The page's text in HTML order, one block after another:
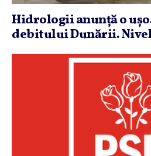
Hidrologii anunţă o
debitului Dunării.